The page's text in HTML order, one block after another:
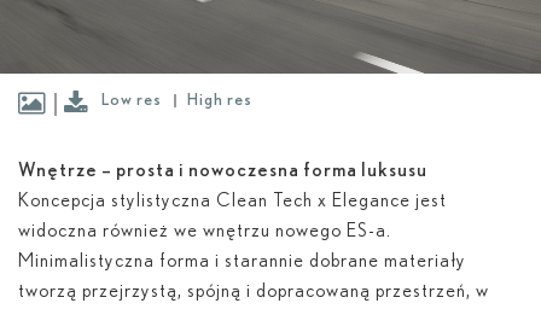
Low res High res
Wnętrze – prosta i nowoczesna forma luksusu
Koncepcja stylistyczna Clean Tech x Elegance jest
widoczna również we wnętrzu nowego ES-a.
Minimalistyczna forma i starannie dobrane materiały
tworzą przejrzystą, spójną i dopracowaną przestrzeń, w